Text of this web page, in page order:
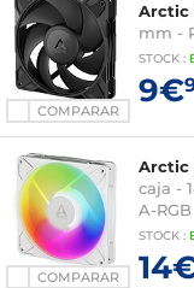
COMPARAR
Arctic
mm -
STOCK :
9€
COMPARAR
Arctic
caja -
A-RGB
STOCK :